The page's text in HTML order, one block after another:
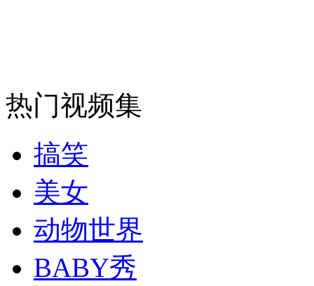
安徽一实载49人客车翻车
走！跟着总书记去植树
消防员救轻生者 花炮节热闹非凡
热门视频集
搞笑
美女
动物世界
BABY秀